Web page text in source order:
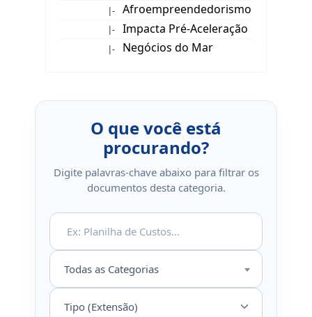
|- Afroempreendedorismo
|- Impacta Pré-Aceleração
|- Negócios do Mar
O que você está
procurando?
Digite palavras-chave abaixo para filtrar os
documentos desta categoria.
Todas as Categorias